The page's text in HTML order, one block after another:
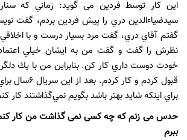
این کار توسط فردین می گوید: زماني كه
سيدضياءالدين دري را پيش فردين بردم، گفت
گفتم آقاي دري، گفت مرد بسيار درست و با اخلاقي
نظرش را گفت و گفت من به ايشان خيلي اعتماد
خودت دوست داري كار كن. بنابراين من با يك
قبول كردم و كار
براي اينكه شايد بهتر باشد بگويم نمي‌گذاشتند كار
حدس می زنم که چه کسی نمی گذاشت من کار
ببرم